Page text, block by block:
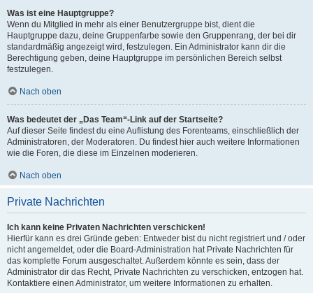
Was ist eine Hauptgruppe?
Wenn du Mitglied in mehr als einer Benutzergruppe bist, dient die
Hauptgruppe dazu, deine Gruppenfarbe sowie den Gruppenrang, der bei dir
standardmäßig angezeigt wird, festzulegen. Ein Administrator kann dir die
Berechtigung geben, deine Hauptgruppe im persönlichen Bereich selbst
festzulegen.
Nach oben
Was bedeutet der „Das Team“-Link auf der Startseite?
Auf dieser Seite findest du eine Auflistung des Forenteams, einschließlich der
Administratoren, der Moderatoren. Du findest hier auch weitere Informationen
wie die Foren, die diese im Einzelnen moderieren.
Nach oben
Private Nachrichten
Ich kann keine Privaten Nachrichten verschicken!
Hierfür kann es drei Gründe geben: Entweder bist du nicht registriert und / oder
nicht angemeldet, oder die Board-Administration hat Private Nachrichten für
das komplette Forum ausgeschaltet. Außerdem könnte es sein, dass der
Administrator dir das Recht, Private Nachrichten zu verschicken, entzogen hat.
Kontaktiere einen Administrator, um weitere Informationen zu erhalten.